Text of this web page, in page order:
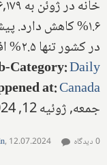
۱.۶% کاهش دارد.
در کشور تنها ۲.۵% افزایش یابد و به ۶۹۴,۳۹۳ دلار برسد.
Category:Daily
at:Canada
جمعه, ژوئیه 12, 2024 - 18:30
, 12.07.2024 0 دیدگاه